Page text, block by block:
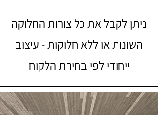
ניתן לקבל את כל צורות החלוקה
השונות או ללא חלוקות - עיצוב
ייחודי לפי בחירת הלקוח